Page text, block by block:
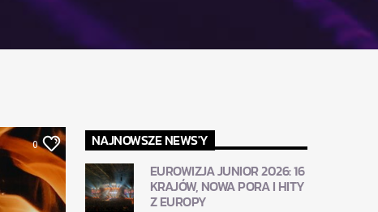
0
NAJNOWSZE NEWS'Y
EUROWIZJA JUNIOR 2026: 16
KRAJÓW, NOWA PORA I HITY
Z EUROPY